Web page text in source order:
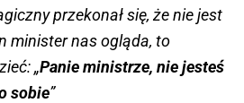
przekonał się, że nie jest
minister nas ogląda, to
„Panie ministrze, nie jesteś
sobie”